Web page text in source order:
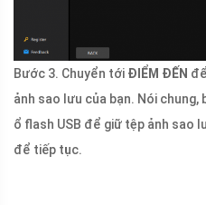
Bước 3. Chuyển tới ĐIỂM ĐẾN
ảnh sao lưu của bạn. Nói
ổ flash USB để giữ tệp ảnh sao
để tiếp tục.